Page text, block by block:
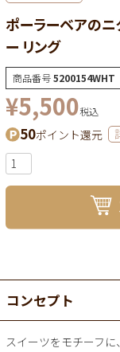
ポーラーベアのニ
ー リング
商品番号5200154WHT
¥5,500税込
50ポイント還元
コンセプト
スイーツをモチーフに、